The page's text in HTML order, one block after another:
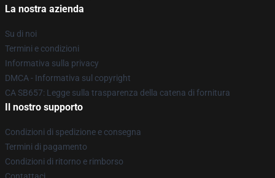
La nostra azienda
Su di noi
Termini e condizioni
Informativa sulla privacy
DMCA - Informativa sul copyright
CA SB657: Legge sulla trasparenza della catena di fornitura
Il nostro supporto
Condizioni di spedizione e consegna
Termini di pagamento
Condizioni di ritorno e rimborso